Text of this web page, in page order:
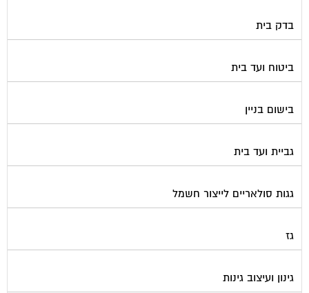
בדק בית
ביטוח ועד בית
בישום בניין
גביית ועד בית
גגות סולאריים לייצור חשמל
גז
גינון ועיצוב גינות